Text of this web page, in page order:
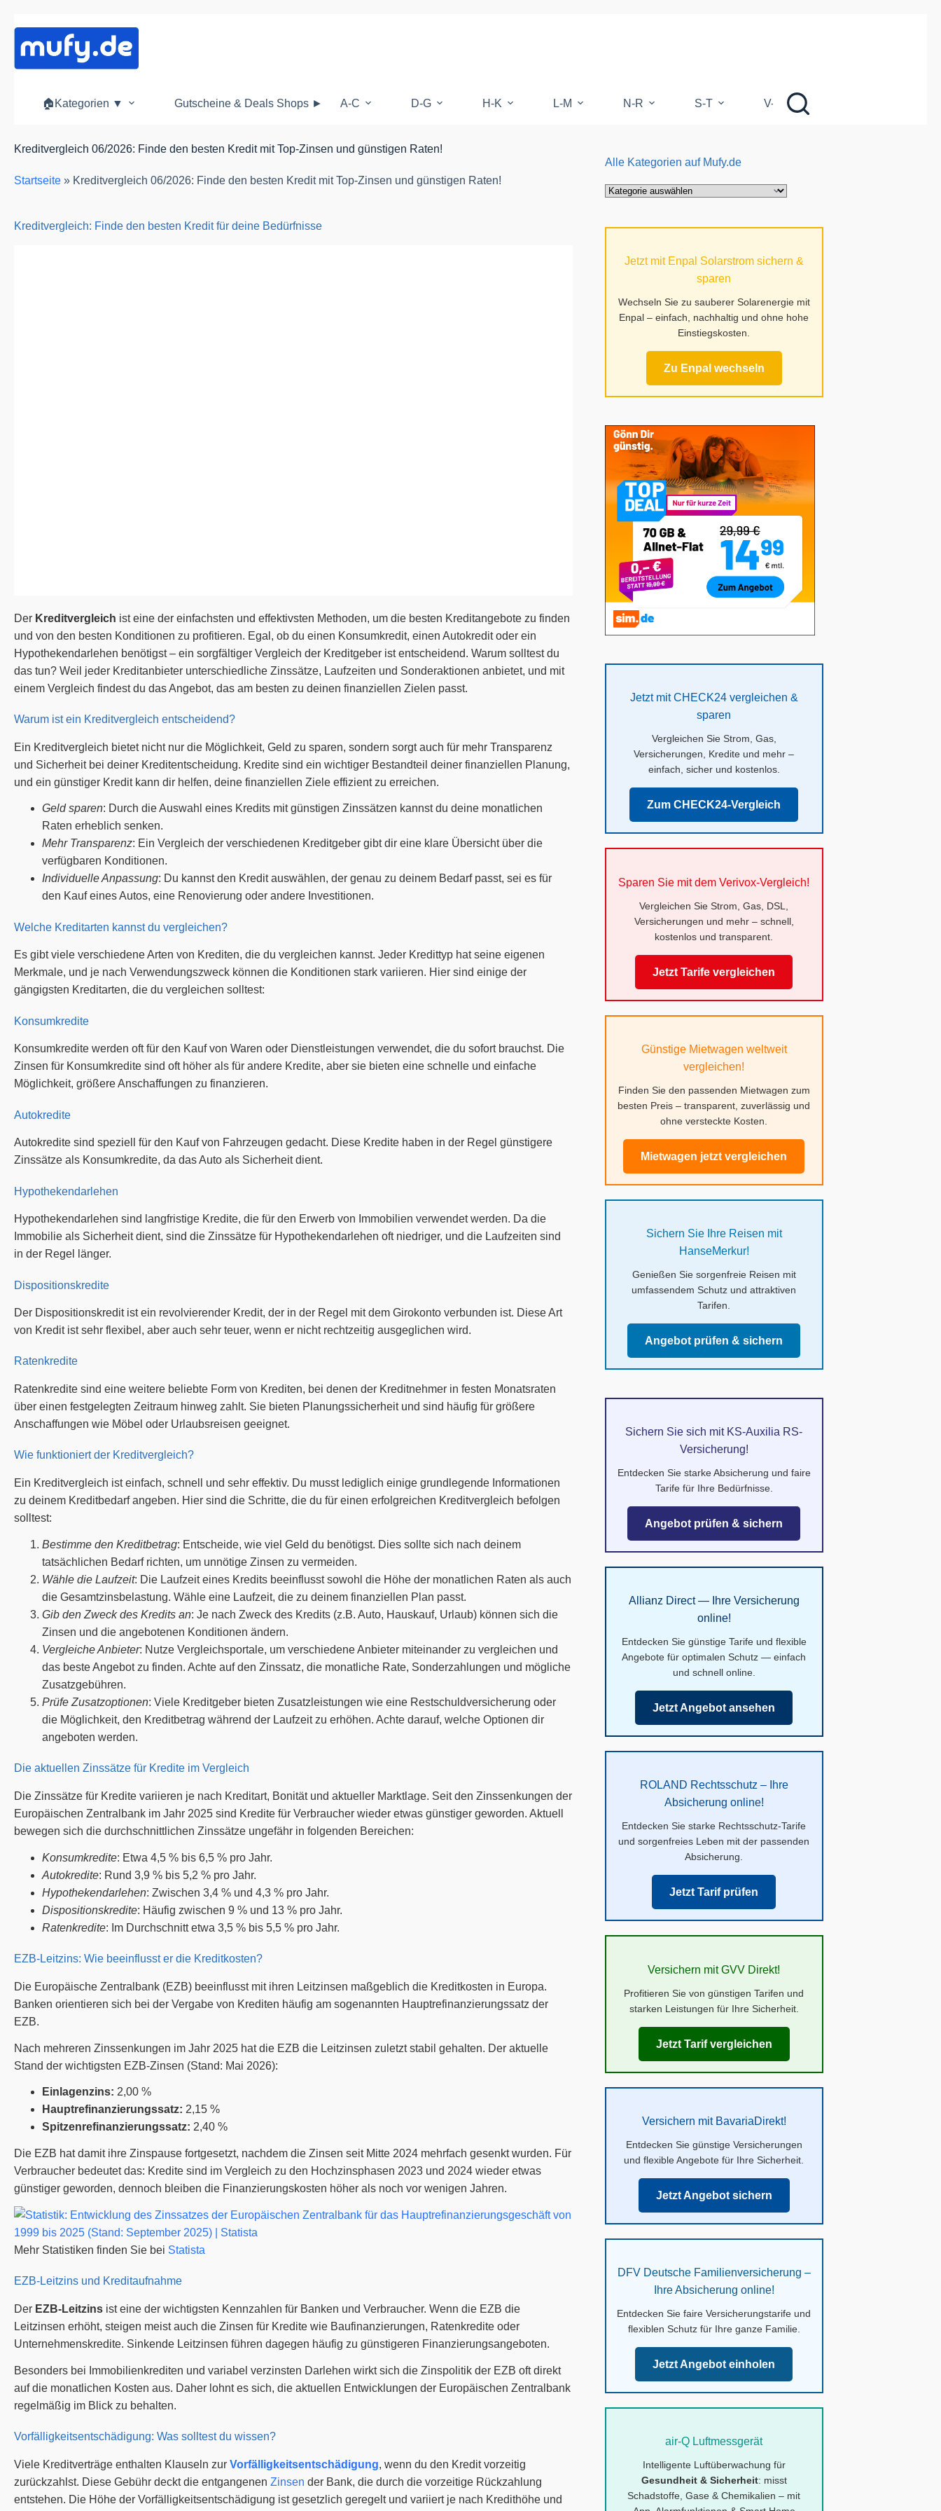
Inhalt
springen
🏠Kategorien ▼ Gutscheine & Deals Shops ► A-C D-G H-K L-M N-R S-T V-Z
Kreditvergleich 06/2026: Finde den besten Kredit mit Top-Zinsen und günstigen Raten!
Startseite » Kreditvergleich 06/2026: Finde den besten Kredit mit Top-Zinsen und günstigen Raten!
Kreditvergleich: Finde den besten Kredit für deine Bedürfnisse
Der Kreditvergleich ist eine der einfachsten und effektivsten Methoden, um die besten Kreditangebote zu finden
und von den besten Konditionen zu profitieren. Egal, ob du einen Konsumkredit, einen Autokredit oder ein
Hypothekendarlehen benötigst – ein sorgfältiger Vergleich der Kreditgeber ist entscheidend. Warum solltest du
das tun? Weil jeder Kreditanbieter unterschiedliche Zinssätze, Laufzeiten und Sonderaktionen anbietet, und mit
einem Vergleich findest du das Angebot, das am besten zu deinen finanziellen Zielen passt.
Warum ist ein Kreditvergleich entscheidend?
Ein Kreditvergleich bietet nicht nur die Möglichkeit, Geld zu sparen, sondern sorgt auch für mehr Transparenz
und Sicherheit bei deiner Kreditentscheidung. Kredite sind ein wichtiger Bestandteil deiner finanziellen Planung,
und ein günstiger Kredit kann dir helfen, deine finanziellen Ziele effizient zu erreichen.
Geld sparen: Durch die Auswahl eines Kredits mit günstigen Zinssätzen kannst du deine monatlichen
Raten erheblich senken.
Mehr Transparenz: Ein Vergleich der verschiedenen Kreditgeber gibt dir eine klare Übersicht über die
verfügbaren Konditionen.
Individuelle Anpassung: Du kannst den Kredit auswählen, der genau zu deinem Bedarf passt, sei es für
den Kauf eines Autos, eine Renovierung oder andere Investitionen.
Welche Kreditarten kannst du vergleichen?
Es gibt viele verschiedene Arten von Krediten, die du vergleichen kannst. Jeder Kredittyp hat seine eigenen
Merkmale, und je nach Verwendungszweck können die Konditionen stark variieren. Hier sind einige der
gängigsten Kreditarten, die du vergleichen solltest:
Konsumkredite
Konsumkredite werden oft für den Kauf von Waren oder Dienstleistungen verwendet, die du sofort brauchst. Die
Zinsen für Konsumkredite sind oft höher als für andere Kredite, aber sie bieten eine schnelle und einfache
Möglichkeit, größere Anschaffungen zu finanzieren.
Autokredite
Autokredite sind speziell für den Kauf von Fahrzeugen gedacht. Diese Kredite haben in der Regel günstigere
Zinssätze als Konsumkredite, da das Auto als Sicherheit dient.
Hypothekendarlehen
Hypothekendarlehen sind langfristige Kredite, die für den Erwerb von Immobilien verwendet werden. Da die
Immobilie als Sicherheit dient, sind die Zinssätze für Hypothekendarlehen oft niedriger, und die Laufzeiten sind
in der Regel länger.
Dispositionskredite
Der Dispositionskredit ist ein revolvierender Kredit, der in der Regel mit dem Girokonto verbunden ist. Diese Art
von Kredit ist sehr flexibel, aber auch sehr teuer, wenn er nicht rechtzeitig ausgeglichen wird.
Ratenkredite
Ratenkredite sind eine weitere beliebte Form von Krediten, bei denen der Kreditnehmer in festen Monatsraten
über einen festgelegten Zeitraum hinweg zahlt. Sie bieten Planungssicherheit und sind häufig für größere
Anschaffungen wie Möbel oder Urlaubsreisen geeignet.
Wie funktioniert der Kreditvergleich?
Ein Kreditvergleich ist einfach, schnell und sehr effektiv. Du musst lediglich einige grundlegende Informationen
zu deinem Kreditbedarf angeben. Hier sind die Schritte, die du für einen erfolgreichen Kreditvergleich befolgen
solltest:
Bestimme den Kreditbetrag: Entscheide, wie viel Geld du benötigst. Dies sollte sich nach deinem
tatsächlichen Bedarf richten, um unnötige Zinsen zu vermeiden.
Wähle die Laufzeit: Die Laufzeit eines Kredits beeinflusst sowohl die Höhe der monatlichen Raten als auch
die Gesamtzinsbelastung. Wähle eine Laufzeit, die zu deinem finanziellen Plan passt.
Gib den Zweck des Kredits an: Je nach Zweck des Kredits (z.B. Auto, Hauskauf, Urlaub) können sich die
Zinsen und die angebotenen Konditionen ändern.
Vergleiche Anbieter: Nutze Vergleichsportale, um verschiedene Anbieter miteinander zu vergleichen und
das beste Angebot zu finden. Achte auf den Zinssatz, die monatliche Rate, Sonderzahlungen und mögliche
Zusatzgebühren.
Prüfe Zusatzoptionen: Viele Kreditgeber bieten Zusatzleistungen wie eine Restschuldversicherung oder
die Möglichkeit, den Kreditbetrag während der Laufzeit zu erhöhen. Achte darauf, welche Optionen dir
angeboten werden.
Die aktuellen Zinssätze für Kredite im Vergleich
Die Zinssätze für Kredite variieren je nach Kreditart, Bonität und aktueller Marktlage. Seit den Zinssenkungen der
Europäischen Zentralbank im Jahr 2025 sind Kredite für Verbraucher wieder etwas günstiger geworden. Aktuell
bewegen sich die durchschnittlichen Zinssätze ungefähr in folgenden Bereichen:
Konsumkredite: Etwa 4,5 % bis 6,5 % pro Jahr.
Autokredite: Rund 3,9 % bis 5,2 % pro Jahr.
Hypothekendarlehen: Zwischen 3,4 % und 4,3 % pro Jahr.
Dispositionskredite: Häufig zwischen 9 % und 13 % pro Jahr.
Ratenkredite: Im Durchschnitt etwa 3,5 % bis 5,5 % pro Jahr.
EZB-Leitzins: Wie beeinflusst er die Kreditkosten?
Die Europäische Zentralbank (EZB) beeinflusst mit ihren Leitzinsen maßgeblich die Kreditkosten in Europa.
Banken orientieren sich bei der Vergabe von Krediten häufig am sogenannten Hauptrefinanzierungssatz der
EZB.
Nach mehreren Zinssenkungen im Jahr 2025 hat die EZB die Leitzinsen zuletzt stabil gehalten. Der aktuelle
Stand der wichtigsten EZB-Zinsen (Stand: Mai 2026):
Einlagenzins: 2,00 %
Hauptrefinanzierungssatz: 2,15 %
Spitzenrefinanzierungssatz: 2,40 %
Die EZB hat damit ihre Zinspause fortgesetzt, nachdem die Zinsen seit Mitte 2024 mehrfach gesenkt wurden. Für
Verbraucher bedeutet das: Kredite sind im Vergleich zu den Hochzinsphasen 2023 und 2024 wieder etwas
günstiger geworden, dennoch bleiben die Finanzierungskosten höher als noch vor wenigen Jahren.
Mehr Statistiken finden Sie bei Statista
EZB-Leitzins und Kreditaufnahme
Der EZB-Leitzins ist eine der wichtigsten Kennzahlen für Banken und Verbraucher. Wenn die EZB die
Leitzinsen erhöht, steigen meist auch die Zinsen für Kredite wie Baufinanzierungen, Ratenkredite oder
Unternehmenskredite. Sinkende Leitzinsen führen dagegen häufig zu günstigeren Finanzierungsangeboten.
Besonders bei Immobilienkrediten und variabel verzinsten Darlehen wirkt sich die Zinspolitik der EZB oft direkt
auf die monatlichen Kosten aus. Daher lohnt es sich, die aktuellen Entwicklungen der Europäischen Zentralbank
regelmäßig im Blick zu behalten.
Vorfälligkeitsentschädigung: Was solltest du wissen?
Viele Kreditverträge enthalten Klauseln zur Vorfälligkeitsentschädigung, wenn du den Kredit vorzeitig
zurückzahlst. Diese Gebühr deckt die entgangenen Zinsen der Bank, die durch die vorzeitige Rückzahlung
entstehen. Die Höhe der Vorfälligkeitsentschädigung ist gesetzlich geregelt und variiert je nach Kredithöhe und
Alle Kategorien auf Mufy.de
Alle
Jetzt mit Enpal Solarstrom sichern &
sparen
Wechseln Sie zu sauberer Solarenergie mit
Enpal – einfach, nachhaltig und ohne hohe
Einstiegskosten.
Zu Enpal wechseln
Jetzt mit CHECK24 vergleichen &
sparen
Vergleichen Sie Strom, Gas,
Versicherungen, Kredite und mehr –
einfach, sicher und kostenlos.
Zum CHECK24-Vergleich
Sparen Sie mit dem Verivox-Vergleich!
Vergleichen Sie Strom, Gas, DSL,
Versicherungen und mehr – schnell,
kostenlos und transparent.
Jetzt Tarife vergleichen
Günstige Mietwagen weltweit
vergleichen!
Finden Sie den passenden Mietwagen zum
besten Preis – transparent, zuverlässig und
ohne versteckte Kosten.
Mietwagen jetzt vergleichen
Sichern Sie Ihre Reisen mit
HanseMerkur!
Genießen Sie sorgenfreie Reisen mit
umfassendem Schutz und attraktiven
Tarifen.
Angebot prüfen & sichern
Sichern Sie sich mit KS-Auxilia RS-
Versicherung!
Entdecken Sie starke Absicherung und faire
Tarife für Ihre Bedürfnisse.
Angebot prüfen & sichern
Allianz Direct — Ihre Versicherung
online!
Entdecken Sie günstige Tarife und flexible
Angebote für optimalen Schutz — einfach
und schnell online.
Jetzt Angebot ansehen
ROLAND Rechtsschutz – Ihre
Absicherung online!
Entdecken Sie starke Rechtsschutz-Tarife
und sorgenfreies Leben mit der passenden
Absicherung.
Jetzt Tarif prüfen
Versichern mit GVV Direkt!
Profitieren Sie von günstigen Tarifen und
starken Leistungen für Ihre Sicherheit.
Jetzt Tarif vergleichen
Versichern mit BavariaDirekt!
Entdecken Sie günstige Versicherungen
und flexible Angebote für Ihre Sicherheit.
Jetzt Angebot sichern
DFV Deutsche Familienversicherung –
Ihre Absicherung online!
Entdecken Sie faire Versicherungstarife und
flexiblen Schutz für Ihre ganze Familie.
Jetzt Angebot einholen
air-Q Luftmessgerät
Intelligente Luftüberwachung für
Gesundheit & Sicherheit: misst
Schadstoffe, Gase & Chemikalien – mit